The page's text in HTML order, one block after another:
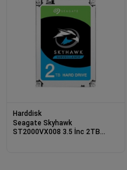
Harddisk
Seagate Skyhawk
ST2000VX008 3.5 İnc 2TB